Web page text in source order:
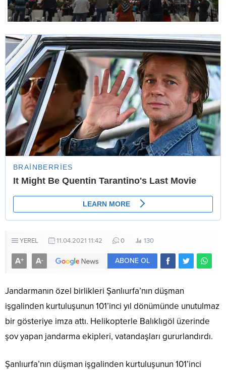
YEREL 11.04.2021 11:42 0 130
A+ A- ABONE OL
Jandarmanın özel birlikleri Şanlıurfa’nın düşman
işgalinden kurtuluşunun 101’inci yıl dönümünde unutulmaz
bir gösteriye imza attı. Helikopterle Balıklıgöl üzerinde
şov yapan jandarma ekipleri, vatandaşları gururlandırdı.
Şanlıurfa’nın düşman işgalinden kurtuluşunun 101’inci